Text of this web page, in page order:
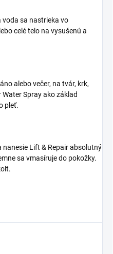
voda sa nastrieka vo
celé telo na vysušenú a
alebo večer, na tvár, krk,
Spray ako základ
pleť.
nanesie Lift & Repair absolutný
sa vmasíruje do pokožky.